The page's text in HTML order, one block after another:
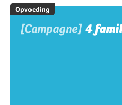
Opvoeding
[Campagne] 4